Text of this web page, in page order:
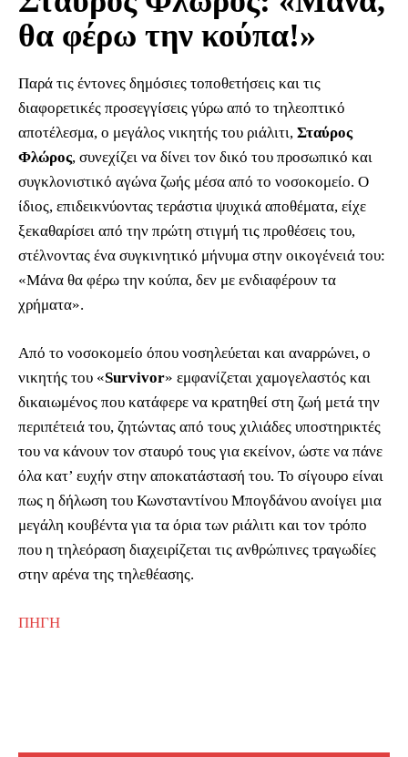
θα φέρω την κούπα!»
Παρά τις έντονες δημόσιες τοποθετήσεις και τις
διαφορετικές προσεγγίσεις γύρω από το τηλεοπτικό
αποτέλεσμα, ο μεγάλος νικητής του ριάλιτι, Σταύρος
Φλώρος, συνεχίζει να δίνει τον δικό του προσωπικό και
συγκλονιστικό αγώνα ζωής μέσα από το νοσοκομείο. Ο
ίδιος, επιδεικνύοντας τεράστια ψυχικά αποθέματα, είχε
ξεκαθαρίσει από την πρώτη στιγμή τις προθέσεις του,
στέλνοντας ένα συγκινητικό μήνυμα στην οικογένειά του:
«Μάνα θα φέρω την κούπα, δεν με ενδιαφέρουν τα
χρήματα».
Από το νοσοκομείο όπου νοσηλεύεται και αναρρώνει, ο
νικητής του «Survivor» εμφανίζεται χαμογελαστός και
δικαιωμένος που κατάφερε να κρατηθεί στη ζωή μετά την
περιπέτειά του, ζητώντας από τους χιλιάδες υποστηρικτές
του να κάνουν τον σταυρό τους για εκείνον, ώστε να πάνε
όλα κατ’ ευχήν στην αποκατάστασή του. Το σίγουρο είναι
πως η δήλωση του Κωνσταντίνου Μπογδάνου ανοίγει μια
μεγάλη κουβέντα για τα όρια των ριάλιτι και τον τρόπο
που η τηλεόραση διαχειρίζεται τις ανθρώπινες τραγωδίες
στην αρένα της τηλεθέασης.
ΠΗΓΗ